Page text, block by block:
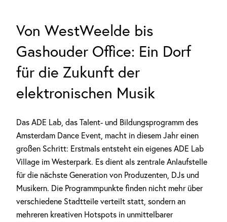
Von WestWeelde bis
Gashouder Office: Ein Dorf
für die Zukunft der
elektronischen Musik
Das ADE Lab, das Talent- und Bildungsprogramm des
Amsterdam Dance Event, macht in diesem Jahr einen
großen Schritt: Erstmals entsteht ein eigenes ADE Lab
Village im Westerpark. Es dient als zentrale Anlaufstelle
für die nächste Generation von Produzenten, DJs und
Musikern. Die Programmpunkte finden nicht mehr über
verschiedene Stadtteile verteilt statt, sondern an
mehreren kreativen Hotspots in unmittelbarer